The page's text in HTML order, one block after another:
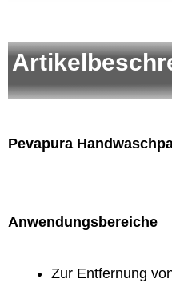
Pevapura
Anwendungsbereiche
Zur Entfernung